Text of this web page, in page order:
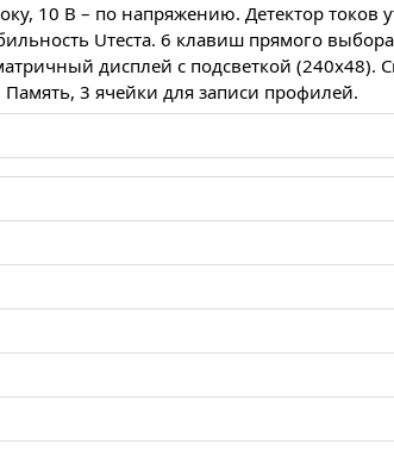
10 В – по напряжению. Детектор токов
Uтеста. 6 клавиш прямого
дисплей с подсветкой (240х48).
Память, 3 ячейки для записи профилей.